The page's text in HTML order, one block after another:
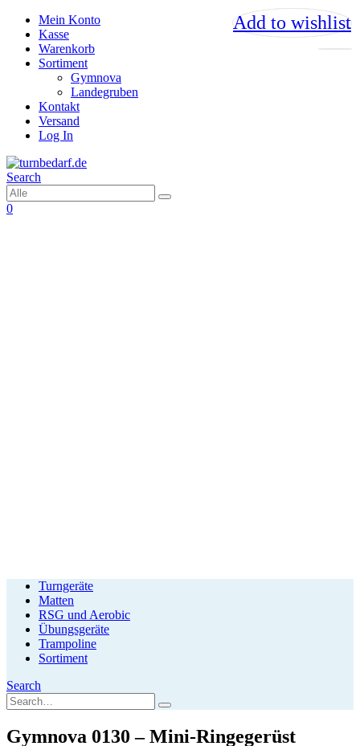
Mein Konto
Kasse
Warenkorb
Sortiment
Gymnova
Landegruben
Kontakt
Versand
Log In
Search
0
Turngeräte
Matten
RSG und Aerobic
Übungsgeräte
Trampoline
Sortiment
Search
Gymnova 0130 – Mini-Ringegerüst
Add to wishlist
Add to wishlist
Add to wishlist
Add to wishlist